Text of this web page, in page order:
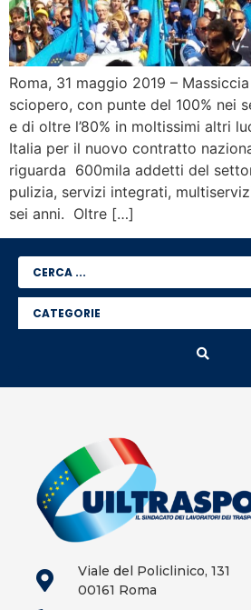
Roma, 31 maggio 2019 –
sciopero, con punte del 100% nei
e di oltre l’80% in moltissimi altri
Italia per il nuovo contratto
riguarda 600mila addetti del
pulizia, servizi integrati,
sei anni. Oltre […]
Viale del Policlinico, 131
00161 Roma